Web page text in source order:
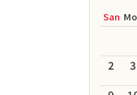
San
2
3